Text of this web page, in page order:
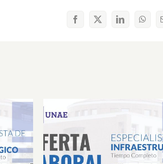
Facebook
X LinkedIn
de
Oferta Laboral Especialista